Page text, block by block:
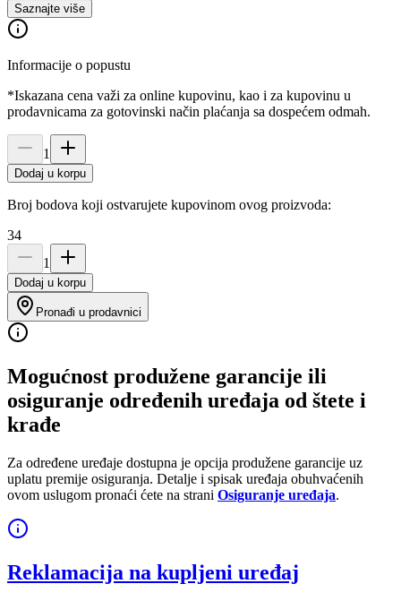
Saznajte više
Informacije o popustu
*Iskazana cena važi za online kupovinu, kao i za kupovinu u
prodavnicama za gotovinski način plaćanja sa dospećem odmah.
1
Dodaj u korpu
Broj bodova koji ostvarujete kupovinom ovog proizvoda:
34
1
Dodaj u korpu
Pronađi u prodavnici
Mogućnost produžene garancije ili
osiguranje određenih uređaja od štete i
krađe
Za određene uređaje dostupna je opcija produžene garancije uz
uplatu premije osiguranja. Detalje i spisak uređaja obuhvaćenih
ovom uslugom pronaći ćete na strani Osiguranje uređaja.
Reklamacija na kupljeni uređaj